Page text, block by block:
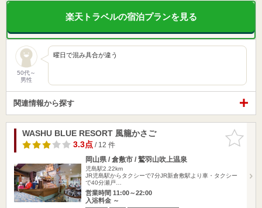
楽天トラベルの宿泊プランを見る
50代～
男性
曜日で混み具合が違う
関連情報から探す
お気に入
りに追加
WASHU BLUE RESORT 風籠かさご
3.3点/ 12 件
岡山県 / 倉敷市 / 鷲羽山吹上温泉
児島駅2.22km
JR児島駅からタクシーで7分JR新倉敷駅より車・タクシー
で40分瀬戸…
営業時間 11:00～22:00
入浴料金 ～